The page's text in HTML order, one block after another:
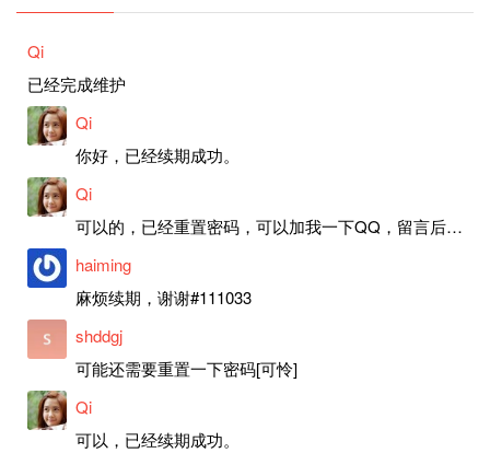
Qi
已经完成维护
Qi
你好，已经续期成功。
Qi
可以的，已经重置密码，可以加我一下QQ，留言后我就发密码给你。
haiming
麻烦续期，谢谢#111033
shddgj
可能还需要重置一下密码[可怜]
Qi
可以，已经续期成功。